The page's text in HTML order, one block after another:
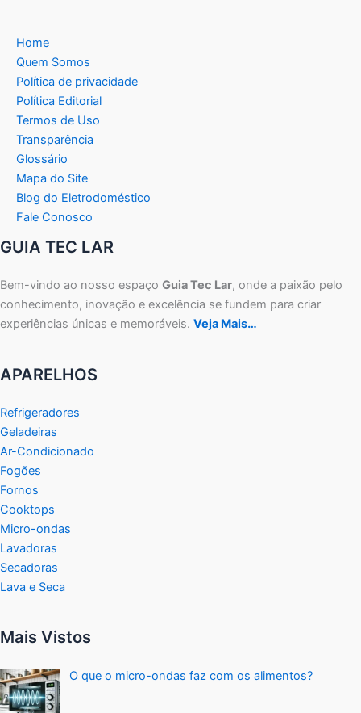
Home
Quem Somos
Política de privacidade
Política Editorial
Termos de Uso
Transparência
Glossário
Mapa do Site
Blog do Eletrodoméstico
Fale Conosco
GUIA TEC LAR
Bem-vindo ao nosso espaço Guia Tec Lar, onde a paixão pelo
conhecimento, inovação e excelência se fundem para criar
experiências únicas e memoráveis. Veja Mais…
APARELHOS
Refrigeradores
Geladeiras
Ar-Condicionado
Fogões
Fornos
Cooktops
Micro-ondas
Lavadoras
Secadoras
Lava e Seca
Mais Vistos
O que o micro-ondas faz com os alimentos?